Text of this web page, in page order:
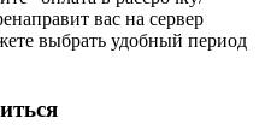
вас на сервер
выбрать удобный период